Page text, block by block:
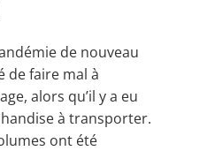
de nouveau
de faire mal à
alors qu’il y a eu
à transporter.
ont été